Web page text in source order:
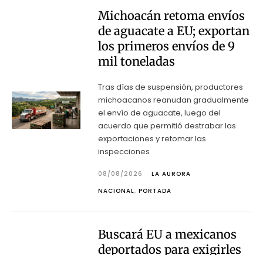
Michoacán retoma envíos
de aguacate a EU; exportan
los primeros envíos de 9
mil toneladas
Tras días de suspensión, productores
michoacanos reanudan gradualmente
el envío de aguacate, luego del
acuerdo que permitió destrabar las
exportaciones y retomar las
inspecciones
08/08/2026
LA AURORA
NACIONAL, PORTADA
Buscará EU a mexicanos
deportados para exigirles